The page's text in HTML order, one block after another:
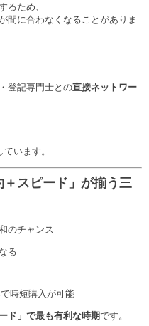
るため、
間に合わなくなることがありま
登記専門士との直接ネットワー
います。
スピード」が揃う三
のチャンス
る
時短購入が可能
ド」で最も有利な時期です。